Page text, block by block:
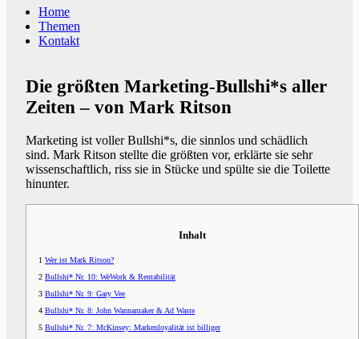
Home
Themen
Kontakt
Die größten Marketing-Bullshi*s aller
Zeiten – von Mark Ritson
Marketing ist voller Bullshi*s, die sinnlos und schädlich
sind. Mark Ritson stellte die größten vor, erklärte sie sehr
wissenschaftlich, riss sie in Stücke und spülte sie die Toilette
hinunter.
Inhalt
1 Wer ist Mark Ritson?
2 Bullshi* Nr. 10: WeWork & Rentabilität
3 Bullshi* Nr. 9: Gary Vee
4 Bullshi* Nr. 8: John Wannamaker & Ad Waste
5 Bullshi* Nr. 7: McKinsey: Markenloyalität ist billiger